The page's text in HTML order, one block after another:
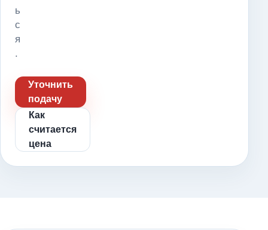
ь
с
я
.
Уточнить
подачу
Как
считается
цена